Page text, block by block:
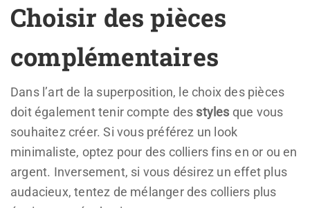
Choisir des pièces
complémentaires
Dans l’art de la superposition, le choix des pièces
doit également tenir compte des styles que vous
souhaitez créer. Si vous préférez un look
minimaliste, optez pour des colliers fins en or ou en
argent. Inversement, si vous désirez un effet plus
audacieux, tentez de mélanger des colliers plus